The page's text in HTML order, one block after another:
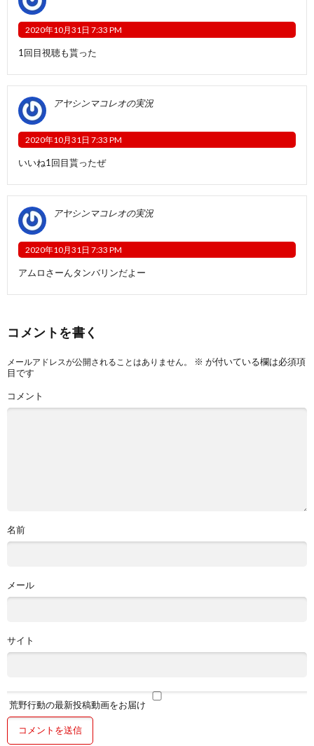
2020年10月31日 7:33 PM
1回目視聴も貰った
アヤシンマコレオの実況
2020年10月31日 7:33 PM
いいね1回目貰ったぜ
アヤシンマコレオの実況
2020年10月31日 7:33 PM
アムロさーんタンバリンだよー
コメントを書く
メールアドレスが公開されることはありません。 ※ が付いている欄は必須項
目です
コメント
名前
メール
サイト
荒野行動の最新投稿動画をお届け